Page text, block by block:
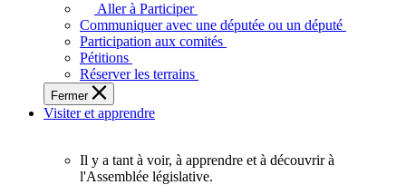
plein
potentiel,
l'Assemblée
a
besoin
de
Aller à Participer
Communiquer avec une députée ou un député
Participation aux comités
Pétitions
Réserver les terrains
Fermer
Visiter et apprendre
Il y a tant à voir, à apprendre et à découvrir à
l'Assemblée législative.